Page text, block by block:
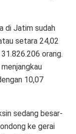
di Jatim sudah
setara 24,02
orang.
10,07
sedang besar-
ke gerai